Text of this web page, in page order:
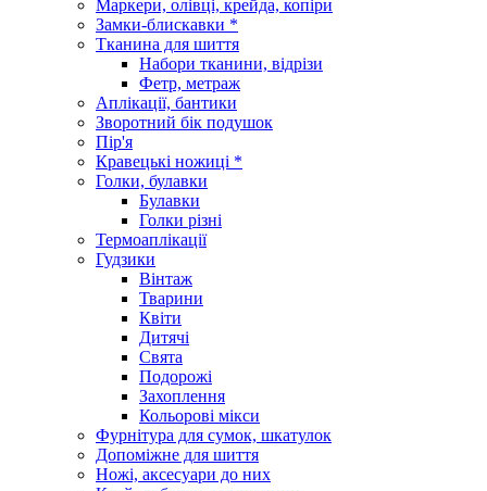
Маркери, олівці, крейда, копіри
Замки-блискавки *
Тканина для шиття
Набори тканини, відрізи
Фетр, метраж
Аплікації, бантики
Зворотний бік подушок
Пір'я
Кравецькі ножиці *
Голки, булавки
Булавки
Голки різні
Термоаплікації
Гудзики
Вінтаж
Тварини
Квіти
Дитячі
Свята
Подорожі
Захоплення
Кольорові мікси
Фурнітура для сумок, шкатулок
Допоміжне для шиття
Ножі, аксесуари до них